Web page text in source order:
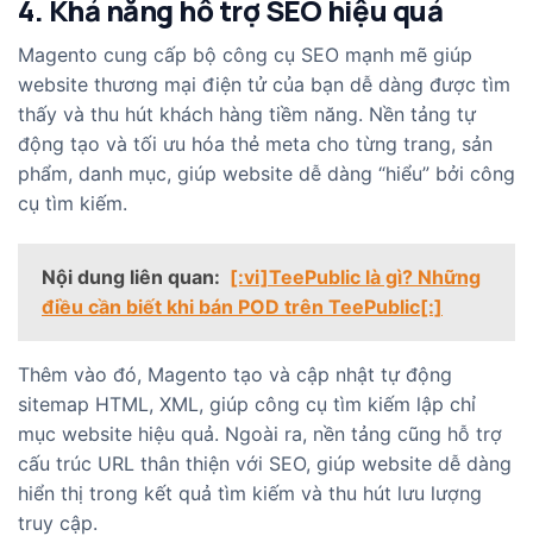
4. Khả năng hỗ trợ SEO hiệu quả
Magento cung cấp bộ công cụ SEO mạnh mẽ giúp
website thương mại điện tử của bạn dễ dàng được tìm
thấy và thu hút khách hàng tiềm năng. Nền tảng tự
động tạo và tối ưu hóa thẻ meta cho từng trang, sản
phẩm, danh mục, giúp website dễ dàng “hiểu” bởi công
cụ tìm kiếm.
Nội dung liên quan: [:vi]TeePublic là gì? Những
điều cần biết khi bán POD trên TeePublic[:]
Thêm vào đó, Magento tạo và cập nhật tự động
sitemap HTML, XML, giúp công cụ tìm kiếm lập chỉ
mục website hiệu quả. Ngoài ra, nền tảng cũng hỗ trợ
cấu trúc URL thân thiện với SEO, giúp website dễ dàng
hiển thị trong kết quả tìm kiếm và thu hút lưu lượng
truy cập.